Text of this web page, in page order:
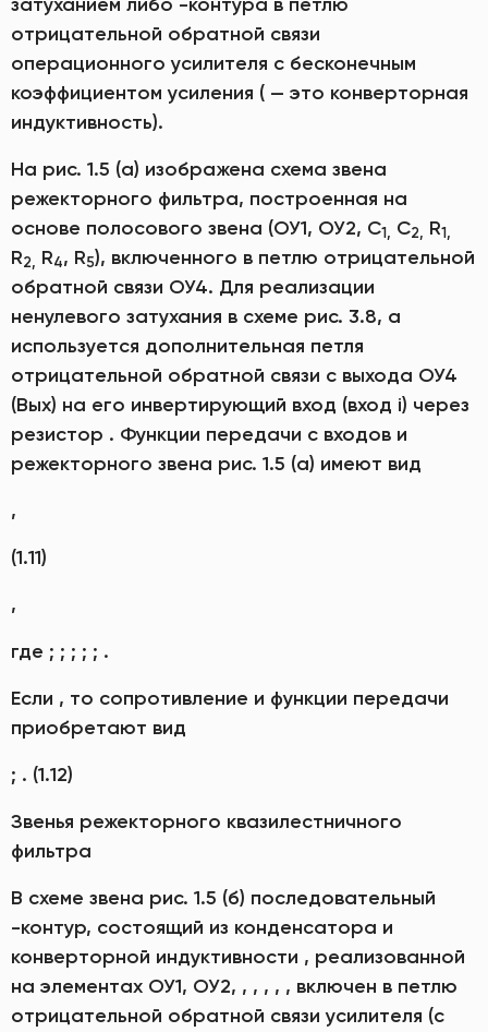
отрицательной обратной связи
операционного усилителя с бесконечным
коэффициентом усиления ( — это конверторная
индуктивность).
На рис. 1.5 (а) изображена схема звена
режекторного фильтра, построенная на
основе полосового звена (ОУ1, ОУ2, C1, C2, R1,
R2, R4, R5), включенного в петлю отрицательной
обратной связи ОУ4. Для реализации
ненулевого затухания в схеме рис. 3.8, а
используется дополнительная петля
отрицательной обратной связи с выхода ОУ4
(Вых) на его инвертирующий вход (вход i) через
резистор . Функции передачи с входов и
режекторного звена рис. 1.5 (а) имеют вид
,
(1.11)
,
где ; ; ; ; ; .
Если , то сопротивление и функции передачи
приобретают вид
; . (1.12)
Звенья режекторного квазилестничного
фильтра
В схеме звена рис. 1.5 (б) последовательный
-контур, состоящий из конденсатора и
конверторной индуктивности , реализованной
на элементах ОУ1, ОУ2, , , , , , включен в петлю
отрицательной обратной связи усилителя (с